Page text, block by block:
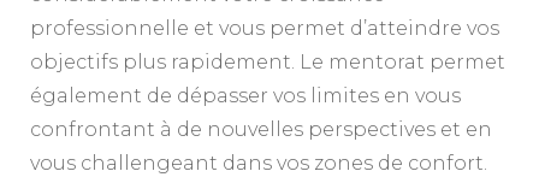
professionnelle et vous permet d’atteindre vos
objectifs plus rapidement. Le mentorat permet
également de dépasser vos limites en vous
confrontant à de nouvelles perspectives et en
vous challengeant dans vos zones de confort.